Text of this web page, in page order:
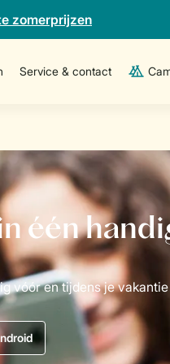
zomerprijzen
Service & contact